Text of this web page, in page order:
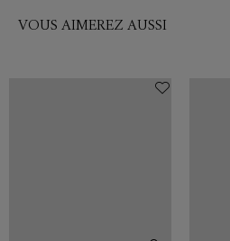
VOUS AIMEREZ AUSSI